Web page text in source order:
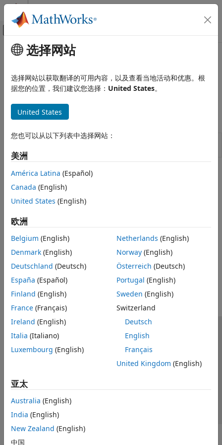
跳到内容
画布外导航菜单切换
文档主页
Simscape
物理信号操作
延迟
离散
线性运算符
查找表
非线性运算符
信宿
源
实用工具
主要内容
信宿
用于接收从其他模块输出的物理信号的模块
Simscape 模块
PS
Terminator for unconnected physical
主题
Physical Signal Unit Propagation
Physical signal blocks propagate units.
Upgrading Models with Legacy Physical Signal Blocks
Prior to R2019a, physical signal blocks did not propagate
units.
本页内容对您有帮助吗？
选择网站
选择网站以获取翻译的可用内容，以及查看当地活动和优惠。根
据您的位置，我们建议您选择： United States。
United States
您也可以从以下列表中选择网站：
美洲
América Latina (Español)
Canada (English)
United States (English)
欧洲
Belgium (English)
Denmark (English)
Deutschland (Deutsch)
España (Español)
Finland (English)
France (Français)
Ireland (English)
Italia (Italiano)
Luxembourg (English)
Netherlands (English)
Norway(English)
Österreich (Deutsch)
Portugal (English)
Sweden (English)
Switzerland
Deutsch
English
Français
United Kingdom (English)
亚太
Australia (English)
India (English)
New Zealand (English)
中国
信任中心 商标 防盗版
应用程序状态
联系我们
© 1994-2026 The MathWorks, Inc.
选择网站
中国